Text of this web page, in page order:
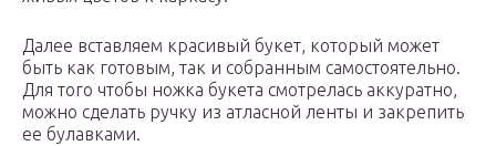
Далее вставляем красивый букет, который может
быть как готовым, так и собранным самостоятельно.
Для того чтобы ножка букета смотрелась аккуратно,
можно сделать ручку из атласной ленты и закрепить
ее булавками.